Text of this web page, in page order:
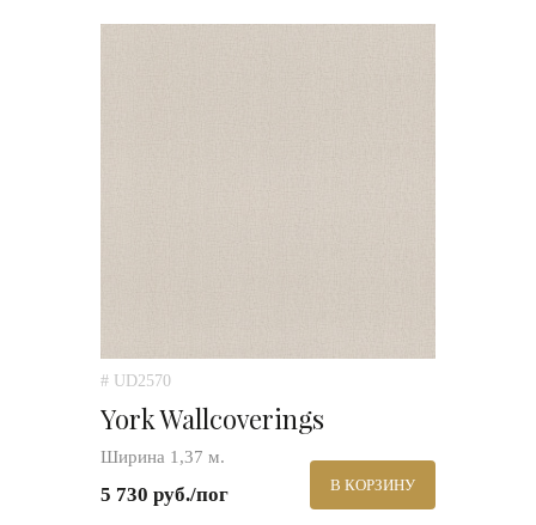
# UD2570
York Wallcoverings
Ширина 1,37 м.
5 730 руб./пог В КОРЗИНУ